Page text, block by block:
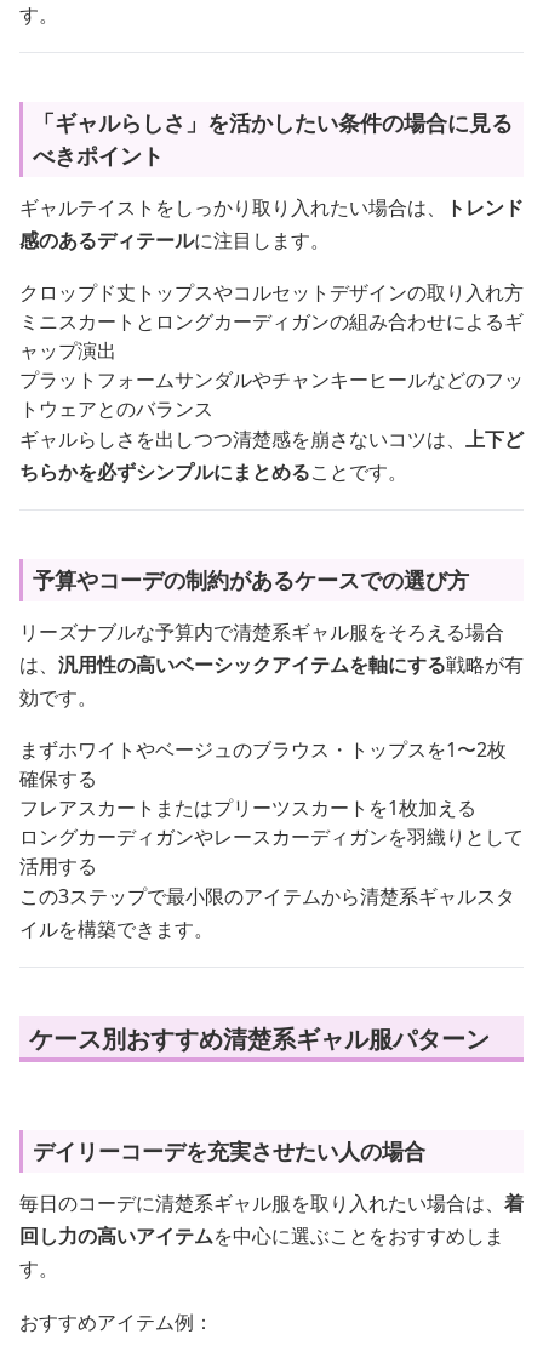
す。
「ギャルらしさ」を活かしたい条件の場合に見る
べきポイント
ギャルテイストをしっかり取り入れたい場合は、
トレンド
感のあるディテールに注目します。
クロップド丈トップスやコルセットデザインの取り入れ方
ミニスカートとロングカーディガンの組み合わせによるギ
ャップ演出
プラットフォームサンダルやチャンキーヒールなどのフッ
トウェアとのバランス
ギャルらしさを出しつつ清楚感を崩さないコツは、 上下ど
ちらかを必ずシンプルにまとめることです。
予算やコーデの制約があるケースでの選び方
リーズナブルな予算内で清楚系ギャル服をそろえる場合
は、 汎用性の高いベーシックアイテムを軸にする戦略が有
効です。
まずホワイトやベージュのブラウス・トップスを1〜2枚
確保する
フレアスカートまたはプリーツスカートを1枚加える
ロングカーディガンやレースカーディガンを羽織りとして
活用する
この3ステップで最小限のアイテムから清楚系ギャルスタ
イルを構築できます。
ケース別おすすめ清楚系ギャル服パターン
デイリーコーデを充実させたい人の場合
毎日のコーデに清楚系ギャル服を取り入れたい場合は、 着
回し力の高いアイテムを中心に選ぶことをおすすめしま
す。
おすすめアイテム例：